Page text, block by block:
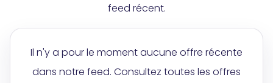
feed récent.
Il n'y a pour le moment aucune offre récente
dans notre feed. Consultez toutes les offres